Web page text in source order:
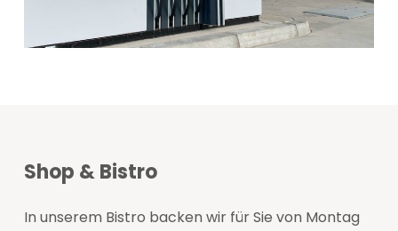
Shop & Bistro
In unserem Bistro backen wir für Sie von Montag